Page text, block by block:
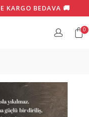
KARGO BEDAVA 🚚
0